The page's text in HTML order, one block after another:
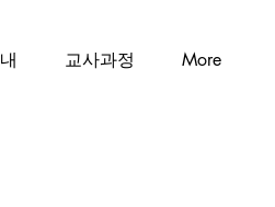
교사과정 More